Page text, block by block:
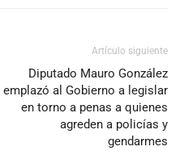
Artículo siguiente
Diputado Mauro González
emplazó al Gobierno a legislar
en torno a penas a quienes
agreden a policías y
gendarmes